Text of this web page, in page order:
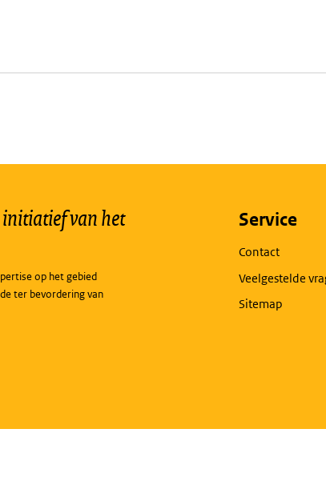
initiatief van het
op het gebied
ter bevordering van
Service
Contact
Veelgestelde
Sitemap